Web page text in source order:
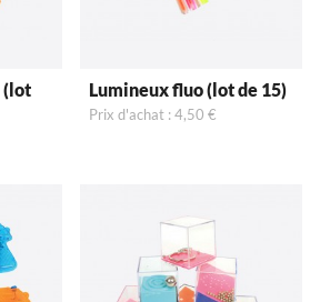
Lumineux fluo (lot de 15)
Prix d'achat : 4,50 €